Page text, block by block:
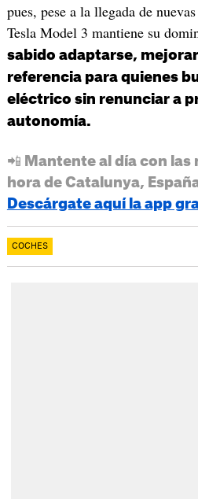
pues, pese a la llegada de
Tesla Model 3 mantiene su
sabido adaptarse,
referencia para quienes
eléctrico sin renunciar a
autonomía.
📲 Mantente al día con
hora de Catalunya,
Descárgate aquí la app
COCHES